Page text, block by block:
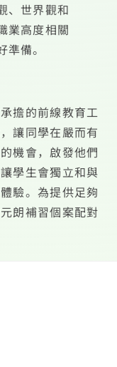
、世界觀和
業高度相關
備。
擔的前線教育工
讓同學在嚴而有
機會，啟發他們
學生會獨立和與
驗。為提供足夠
朗補習個案配對